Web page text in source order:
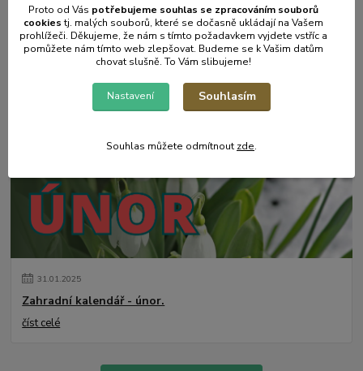
Zahradní postřikovače - skvělý pomocník na zahradu.
31.01.2025
Zahradní kalendář - únor.
číst celé
Proto od Vás potřebujeme souhlas se zpracováním souborů
cookiestj. malých souborů, které se dočasně ukládají na Vašem
prohlížeči. Děkujeme, že nám s tímto požadavkem vyjdete vstříc a
pomůžete nám tímto web zlepšovat. Budeme se k Vašim datům
chovat slušně. To Vám slibujeme!
Nastavení Souhlasím
Souhlas můžete odmítnout zde.